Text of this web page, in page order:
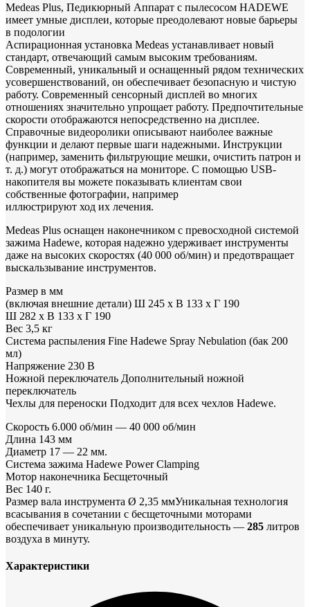
HADEWE
Medeas Plus, Педикюрный Аппарат с пылесосом HADEWE
имеет умные дисплеи, которые преодолевают новые барьеры
в подологии
Аспирационная установка Medeas устанавливает новый
стандарт, отвечающий самым высоким требованиям.
Современный, уникальный и оснащенный рядом технических
усовершенствований, он обеспечивает безопасную и чистую
работу. Современный сенсорный дисплей во многих
отношениях значительно упрощает работу. Предпочтительные
скорости отображаются непосредственно на дисплее.
Справочные видеоролики описывают наиболее важные
функции и делают первые шаги надежными. Инструкции
(например, заменить фильтрующие мешки, очистить патрон и
т. д.) могут отображаться на мониторе. С помощью USB-
накопителя вы можете показывать клиентам свои
собственные фотографии, например
иллюстрируют ход их лечения.
Medeas Plus оснащен наконечником с превосходной системой
зажима Hadewe, которая надежно удерживает инструменты
даже на высоких скоростях (40 000 об/мин) и предотвращает
выскальзывание инструментов.
Размер в мм
(включая внешние детали) Ш 245 x В 133 x Г 190
Ш 282 х В 133 х Г 190
Вес 3,5 кг
Система распыления Fine Hadewe Spray Nebulation (бак 200
мл)
Напряжение 230 В
Ножной переключатель Дополнительный ножной
переключатель
Чехлы для переноски Подходит для всех чехлов Hadewe.
Скорость 6.000 об/мин — 40 000 об/мин
Длина 143 мм
Диаметр 17 — 22 мм.
Система зажима Hadewe Power Clamping
Мотор наконечника Бесщеточный
Вес 140 г.
Размер вала инструмента Ø 2,35 ммУникальная технология
всасывания в сочетании с бесщеточными моторами
обеспечивает уникальную производительность — 285 литров
воздуха в минуту.
Характеристики